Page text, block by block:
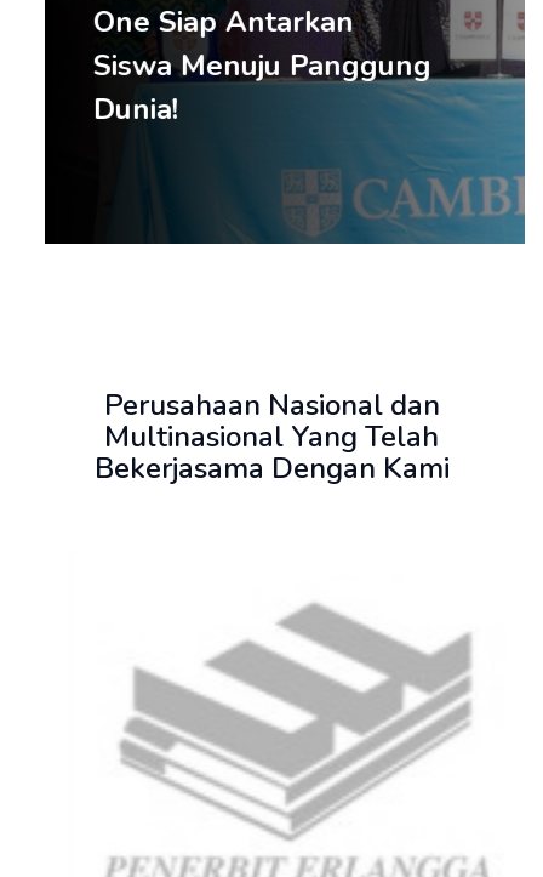
One Siap Antarkan
Siswa Menuju Panggung
Dunia!
Perusahaan Nasional dan
Multinasional Yang Telah
Bekerjasama Dengan Kami